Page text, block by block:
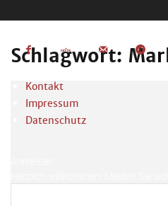
Kontakt
Impressum
Datenschutz
Schlagwort: